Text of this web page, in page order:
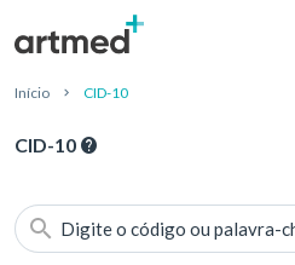
Início CID-10
CID-10
Digite o código ou palavra-